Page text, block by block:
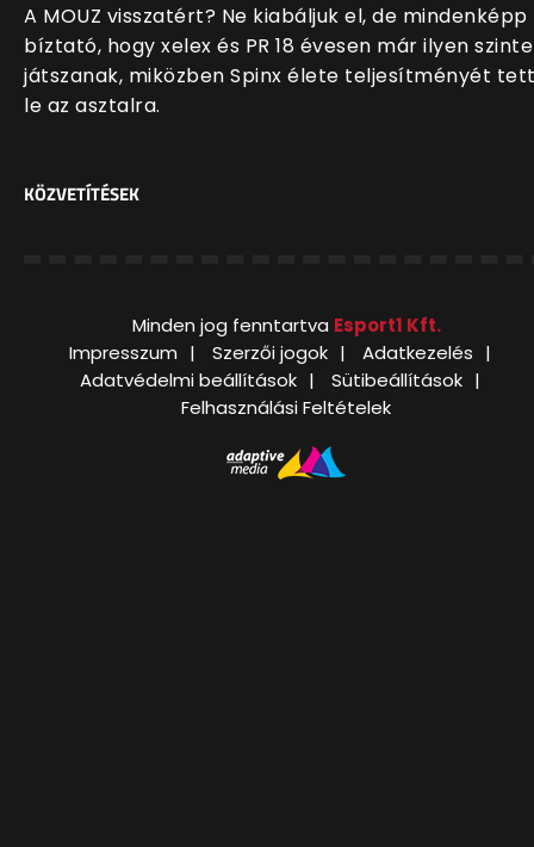
A MOUZ visszatért? Ne kiabáljuk el, de mindenképp
bíztató, hogy xelex és PR 18 évesen már ilyen
játszanak, miközben Spinx élete teljesítményét
le az asztalra.
KÖZVETÍTÉSEK
Minden jog fenntartva Esport1 Kft.
Impresszum
Szerzői jogok
Adatkezelés
Adatvédelmi beállítások
Sütibeállítások
Felhasználási Feltételek